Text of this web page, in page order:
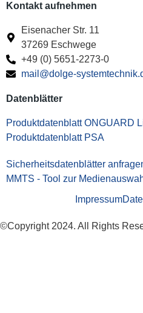
Kontakt aufnehmen
Eisenacher Str. 11
37269 Eschwege
+49 (0) 5651-2273-0
mail@dolge-
Datenblätter
Produktdatenblatt ONGUARD
Produktdatenblatt PSA
Sicherheitsdatenblätter
MMTS - Tool zur
Impressum
©Copyright 2024. All Rights